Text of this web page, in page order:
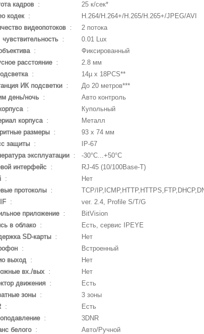
кадров :
25 к/сек*
кодек:
H.264/H.264+/H.265/H.265+/JPEG/AVI
видеопотоков :
2 потока
:
0.01 Lux
:
Фиксированный
расстояние :
2.8 мм
:
14µ x 18PCS**
ИК подсветки :
До 20 метров***
день/ночь :
Авто контроль
:
Купольный
корпуса:
Металл
размеры :
93 х 74 мм
защиты :
IP-67
эксплуатации :
-30°С...+50°С
интерфейс :
RJ-45 (10/100Base-T)
:
Нет
протоколы :
TCP/
:
ver. 2.4, Profile S/T/G
приложение :
BitVision
в облако:
Есть, сервис IPEYE
SD-карты :
Нет
:
Встроенный
выход :
Нет
вх./вых :
Нет
движения :
Есть
зоны :
3 зоны
:
Есть
:
3DNR
белого:
Авто/Ручной